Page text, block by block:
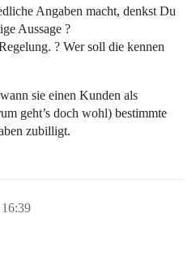
Angaben macht, denkst Du
Aussage ?
? Wer soll die kennen
sie einen Kunden als
geht’s doch wohl) bestimmte
zubilligt.